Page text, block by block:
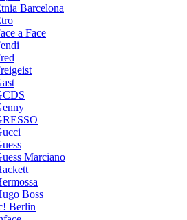
Barcelona
a Face
Marciano
Boss
Berlin